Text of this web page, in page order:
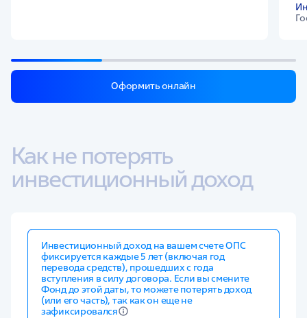
Оформить онлайн
Как не потерять
инвестиционный доход
Инвестиционный доход на вашем счете ОПС
фиксируется каждые 5 лет (включая год
перевода средств), прошедших с года
вступления в силу договора. Если вы смените
Фонд до этой даты, то можете потерять доход
(или его часть), так как он еще не
зафиксировался